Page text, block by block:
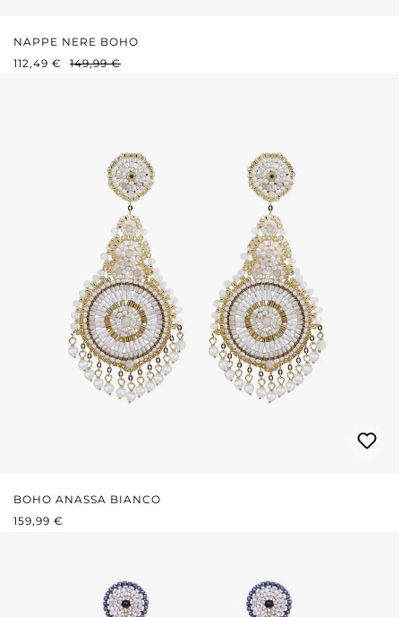
NAPPE NERE BOHO
PREZZO DI VENDITA:
112,49 € PREZZO NORMALE:
149,99 €
BOHO ANASSA BIANCO
PREZZO NORMALE:
159,99 €